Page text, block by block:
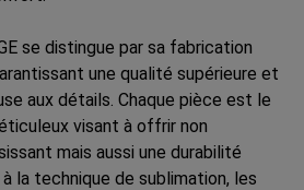
se distingue par sa fabrication
une qualité supérieure et
aux détails. Chaque pièce est le
visant à offrir non
mais aussi une durabilité
la technique de sublimation, les